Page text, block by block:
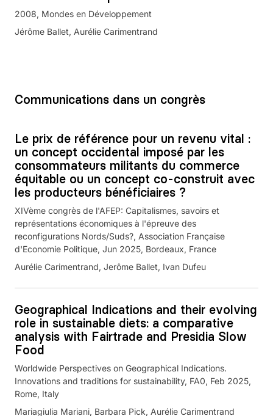
2008 Mondes en Développement
Jérôme Ballet, Aurélie Carimentrand
Communications dans un congrès
Le prix de référence pour un revenu vital :
un concept occidental imposé par les
consommateurs militants du commerce
équitable ou un concept co-construit avec
les producteurs bénéficiaires ?
XIVème congrès de l'AFEP: Capitalismes, savoirs et
représentations économiques à l'épreuve des
reconfigurations Nords/Suds?, Association Française
d'Economie Politique, Jun 2025, Bordeaux, France
Aurélie Carimentrand, Jerôme Ballet, Ivan Dufeu
Geographical Indications and their evolving
role in sustainable diets: a comparative
analysis with Fairtrade and Presidia Slow
Food
Worldwide Perspectives on Geographical Indications.
Innovations and traditions for sustainability, FA0, Feb 2025,
Rome, Italy
Mariagiulia Mariani, Barbara Pick, Aurélie Carimentrand